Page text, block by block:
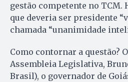
gestão competente no TCM.
que deveria ser presidente
chamada “unanimidade
Como contornar a questão?
Assembleia Legislativa,
Brasil), o governador de